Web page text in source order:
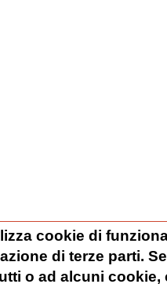
cookie di
di terze parti.
o ad alcuni